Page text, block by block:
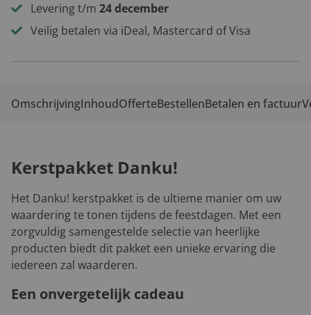
Levering t/m 24 december
Veilig betalen via iDeal, Mastercard of Visa
OmschrijvingInhoudOfferteBestellenBetalen en factuur
Kerstpakket Danku!
Het Danku! kerstpakket is de ultieme manier om uw
waardering te tonen tijdens de feestdagen. Met een
zorgvuldig samengestelde selectie van heerlijke
producten biedt dit pakket een unieke ervaring die
iedereen zal waarderen.
Een onvergetelijk cadeau